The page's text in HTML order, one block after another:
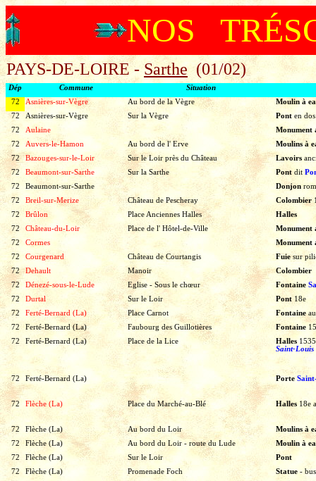
NOS
PAYS-DE-LOIRE - Sarthe (01/02)
Dép Commune
Situation
72
Asnières-sur-Vègre Au bord de la Vègre
Moulin à
72
Asnières-sur-Vègre Sur la Vègre Pont en dos
72
Aulaine
Monument
72
Auvers-le-Hamon Au bord de l' Erve
Moulins à
72
Bazouges-sur-le-Loir Sur le Loir près du Château Lavoirs
72
Beaumont-sur-Sarthe Sur la Sarthe Pont dit
72
Beaumont-sur-Sarthe Donjon
72
Breil-sur-Merize Château de Pescheray Colombier
72
Brûlon Place Anciennes Halles
Halles
72
Château-du-Loir Place de l' Hôtel-de-Ville
Monument
72
Cormes
Monument
72
Courgenard Château de Courtangis Fuie sur
72
Dehault Manoir
Colombier
72
Dénezé-sous-le-Lude Eglise - Sous le chœur Fontaine
72
Durtal Sur le Loir Pont 18e
72
Ferté-Bernard (La) Place Carnot Fontaine
72
Ferté-Bernard (La) Faubourg des Guillotières Fontaine
72
Ferté-Bernard (La) Place de la Lice Halles 1535
Saint-Louis
72 Ferté-Bernard (La) Porte
72 Flèche (La) Place du Marché-au-Blé Halles 18e
72 Flèche (La) Au bord du Loir
Moulins à
72
Flèche (La) Au bord du Loir - route du Lude
Moulin à
72
Flèche (La) Sur le Loir
Pont
72
Flèche (La) Promenade Foch Statue -